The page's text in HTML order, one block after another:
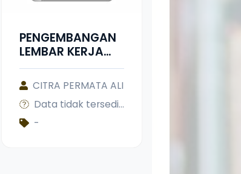
PENGEMBANGAN
LEMBAR KERJA
PESERTA DIDIK
(LKPD) BERBASIS
MODEL
PEMBELAJARAN
SCIENCE,
CITRA PERMATA ALI
Data tidak tersedia
-